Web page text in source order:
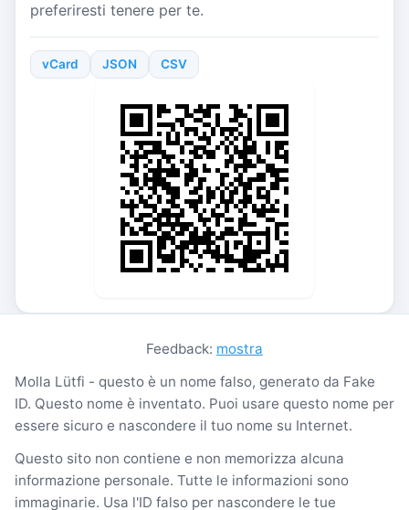
preferiresti tenere per te.
vCard JSON CSV
Feedback: mostra
Molla Lütfi - questo è un nome falso, generato da Fake
ID. Questo nome è inventato. Puoi usare questo nome per
essere sicuro e nascondere il tuo nome su Internet.
Questo sito non contiene e non memorizza alcuna
informazione personale. Tutte le informazioni sono
immaginarie. Usa l'ID falso per nascondere le tue